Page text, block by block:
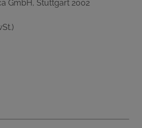
GmbH, Stuttgart 2002